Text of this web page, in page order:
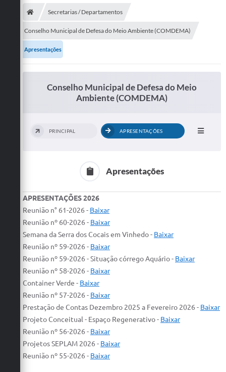
Secretarias
Telefones
Licitações
Concursos e Processos Seletivos
Normas e Legislação
Diário Oficial
Defesa Civil
Convênios Terceiro Setor
Sistema de Protocolo
Fala.BR
Listagem dos CEPs de Vinhedo
Secretarias / Departamentos
Conselho Municipal de Defesa do Meio Ambiente (COMDEMA)
Apresentações
Conselho Municipal de Defesa do Meio
Ambiente (COMDEMA)
PRINCIPAL APRESENTAÇÕES
Apresentações
APRESENTAÇÕES 2026
Reunião n° 61-2026 - Baixar
Reunião nº 60-2026 - Baixar
Semana da Serra dos Cocais em Vinhedo - Baixar
Reunião nº 59-2026 - Baixar
Reunião nº 59-2026 - Situação córrego Aquário - Baixar
Reunião nº 58-2026 - Baixar
Container Verde - Baixar
Reunião nº 57-2026 - Baixar
Prestação de Contas Dezembro 2025 a Fevereiro 2026 - Baixar
Projeto Conceitual - Espaço Regenerativo - Baixar
Reunião nº 56-2026 - Baixar
Projetos SEPLAM 2026 - Baixar
Reunião nº 55-2026 - Baixar